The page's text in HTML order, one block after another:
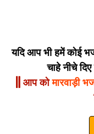
यदि आप भी हमें कोई
चाहे नीचे
|| आप कोमारवाड़ी